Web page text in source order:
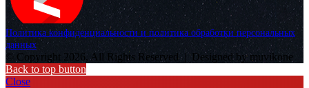
Политика конфиденциальности и политика обработки персональных
данных
© Copyright 2026, All Rights Reserved |
Designed by muvikone
Back to top button
Close